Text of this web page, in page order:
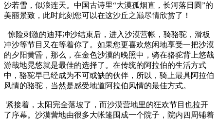
沙若雪，似浪连天。中国古诗里“大漠孤烟直，长河落日圆”的
美丽景致，此时此刻您可以在这沙丘之巅尽情欣赏了！
惊险刺激的迪拜冲沙结束后，进入沙漠营帐，骑骆驼，滑板
冲沙等节目又在等着你了。如果您更喜欢悠闲地享受一把沙漠
的夕阳黄昏，那么，在金色沙漠的晚照中，骑在骆驼背上悠哉
游哉地晃悠就是最佳的选择了。在传统的阿拉伯的生活方式
中，骆驼早已经成为不可或缺的伙伴，所以，骑上最具阿拉伯
风情的骆驼，当然是感受地道阿拉伯风情的最佳方式。
紧接着，太阳完全落坡了，而沙漠营地里的狂欢节目也拉开
了序幕。沙漠营地由很多大帐篷围成一个院子，院内四周铺着